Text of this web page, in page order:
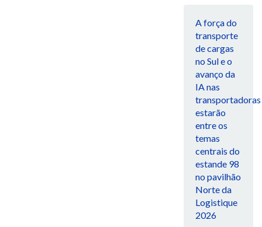
A força do
transporte
de cargas
no Sul e o
avanço da
IA nas
transportadoras
estarão
entre os
temas
centrais do
estande 98
no pavilhão
Norte da
Logistique
2026